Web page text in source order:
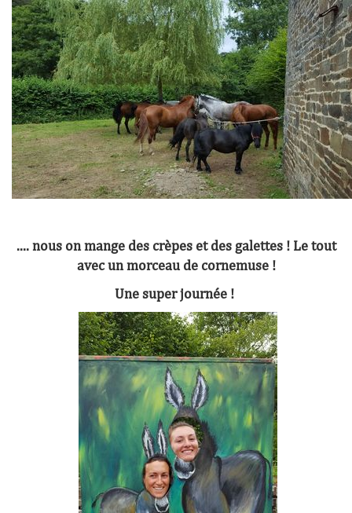
.... nous on mange des crèpes et des galettes ! Le tout
avec un morceau de cornemuse !
Une super journée !